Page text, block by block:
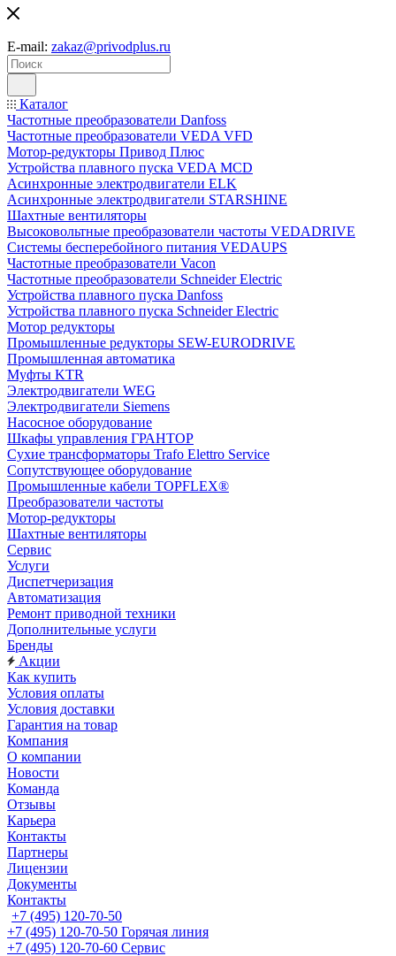
E-mail: zakaz@privodplus.ru
Каталог
Частотные преобразователи Danfoss
Частотные преобразователи VEDA VFD
Мотор-редукторы Привод Плюс
Устройства плавного пуска VEDA MCD
Асинхронные электродвигатели ELK
Асинхронные электродвигатели STARSHINE
Шахтные вентиляторы
Высоковольтные преобразователи частоты VEDADRIVE
Системы бесперебойного питания VEDAUPS
Частотные преобразователи Vacon
Частотные преобразователи Schneider Electric
Устройства плавного пуска Danfoss
Устройства плавного пуска Schneider Electric
Мотор редукторы
Промышленные редукторы SEW-EURODRIVE
Промышленная автоматика
Муфты KTR
Электродвигатели WEG
Электродвигатели Siemens
Насосное оборудование
Шкафы управления ГРАНТОР
Сухие трансформаторы Trafo Elettro Service
Сопутствующее оборудование
Промышленные кабели TOPFLEX®
Преобразователи частоты
Мотор-редукторы
Шахтные вентиляторы
Сервис
Услуги
Диспетчеризация
Автоматизация
Ремонт приводной техники
Дополнительные услуги
Бренды
Акции
Как купить
Условия оплаты
Условия доставки
Гарантия на товар
Компания
О компании
Новости
Команда
Отзывы
Карьера
Контакты
Партнеры
Лицензии
Документы
Контакты
+7 (495) 120-70-50
+7 (495) 120-70-50 Горячая линия
+7 (495) 120-70-60 Сервис